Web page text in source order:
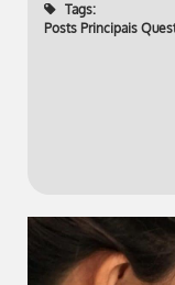
Tags:
Posts Principais